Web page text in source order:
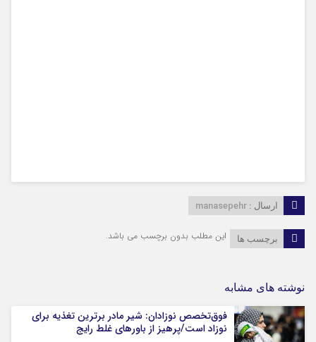
ارسال : manasepehr
برچسب ها این مطلب بدون برچسب می باشد.
نوشته های مشابه
فوق‌تخصص نوزادان: شیر مادر برترین تغذیه برای
نوزاد است/پرهیز از باورهای غلط رایج